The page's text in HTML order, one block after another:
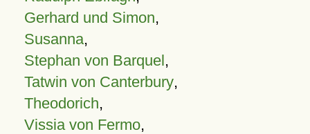
Gerhard und Simon,
Susanna,
Stephan von Barquel,
Tatwin von Canterbury,
Theodorich,
Vissia von Fermo,